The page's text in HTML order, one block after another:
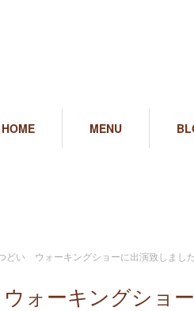
HOME MENU
どい ウォーキングショーに出演致しまし
ォーキングショ